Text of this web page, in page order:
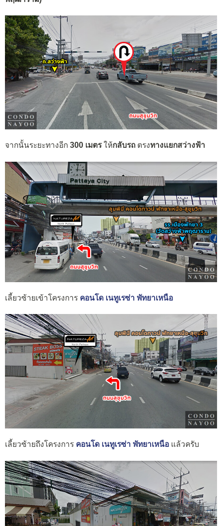
จากนั้นระยะทางอีก 300 เมตรให้กลับรถ ตรงทางแยกสว่างฟ้า
เลี้ยวซ้ายเข้าโครงการ คอนโด เนทูเรซ่า พัทยาเหนือ
เลี้ยวซ้ายถึงโครงการ คอนโด เนทูเรซ่า พัทยาเหนือ แล้วครับ